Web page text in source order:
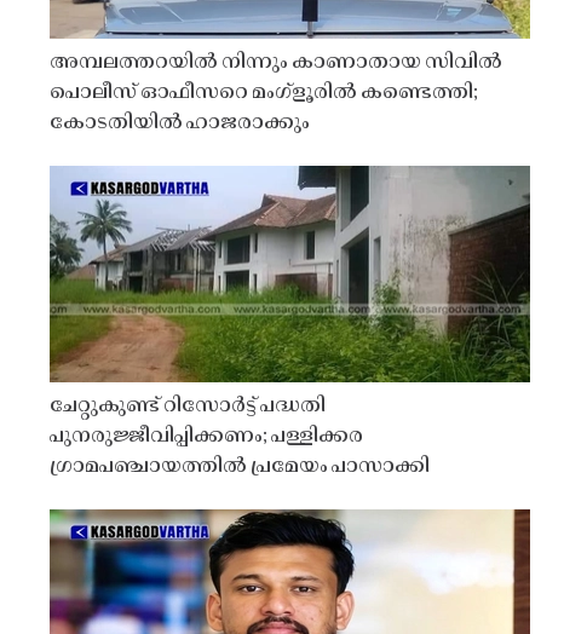
അമ്പലത്തറയിൽ നിന്നും കാണാതായ സിവിൽ
പൊലീസ് ഓഫീസറെ മംഗ്ളൂരിൽ കണ്ടെത്തി;
കോടതിയിൽ ഹാജരാക്കും
ചേറ്റുകുണ്ട് റിസോർട്ട് പദ്ധതി
പുനരുജ്ജീവിപ്പിക്കണം; പള്ളിക്കര
ഗ്രാമപഞ്ചായത്തിൽ പ്രമേയം പാസാക്കി